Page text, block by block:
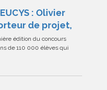
: Olivier
de projet,
édition du concours
de 110 000 élèves qui